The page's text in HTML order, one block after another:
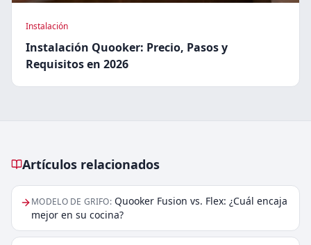
Instalación
Instalación Quooker: Precio, Pasos y
Requisitos en 2026
Artículos relacionados
Artículos relacionados
MODELO DE GRIFO: Quooker Fusion vs. Flex: ¿Cuál encaja
mejor en su cocina?